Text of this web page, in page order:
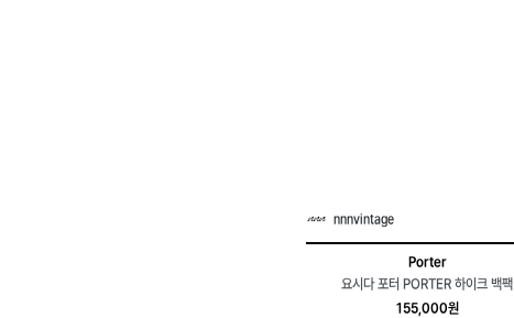
nnnvintage
Porter
요시다 포터 PORTER 하이크 백팩
155,000원